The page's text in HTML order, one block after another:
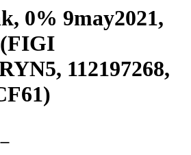
0% 9may2021,
112197268,